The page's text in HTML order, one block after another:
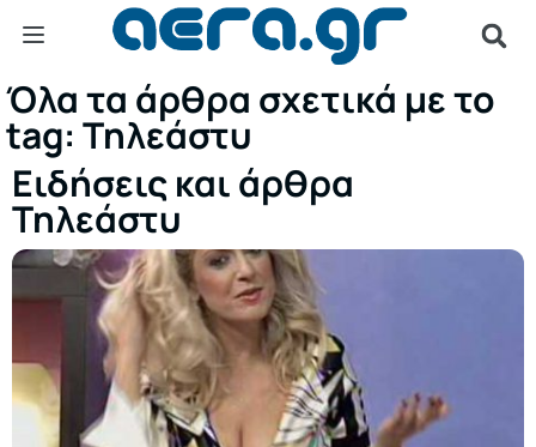
Όλα τα άρθρα σχετικά με το
tag: Τηλεάστυ
Ειδήσεις και άρθρα
Τηλεάστυ